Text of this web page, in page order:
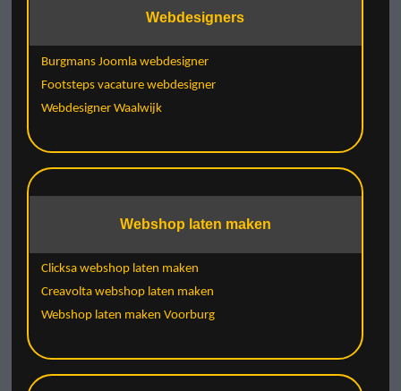
Webdesigners
Burgmans Joomla webdesigner
Footsteps vacature webdesigner
Webdesigner Waalwijk
Webshop laten maken
Clicksa webshop laten maken
Creavolta webshop laten maken
Webshop laten maken Voorburg